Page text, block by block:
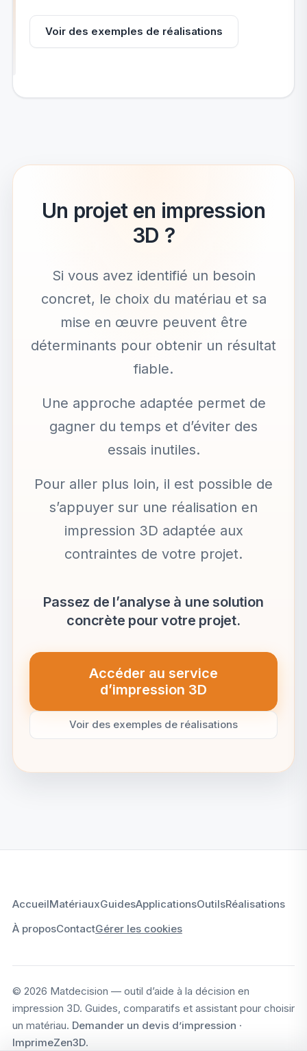
Voir des exemples de réalisations
Un projet en impression
3D ?
Si vous avez identifié un besoin
concret, le choix du matériau et sa
mise en œuvre peuvent être
déterminants pour obtenir un résultat
fiable.
Une approche adaptée permet de
gagner du temps et d’éviter des
essais inutiles.
Pour aller plus loin, il est possible de
s’appuyer sur une réalisation en
impression 3D adaptée aux
contraintes de votre projet.
Passez de l’analyse à une solution
concrète pour votre projet.
Accéder au service
d’impression 3D
(nouvel onglet)
Voir des exemples de réalisations
AccueilMatériauxGuidesApplicationsOutilsRéalisations
À proposContactGérer les cookies
© 2026 Matdecision — outil d’aide à la décision en
impression 3D. Guides, comparatifs et assistant pour choisir
un matériau. Demander un devis d’impression ·
ImprimeZen3D.